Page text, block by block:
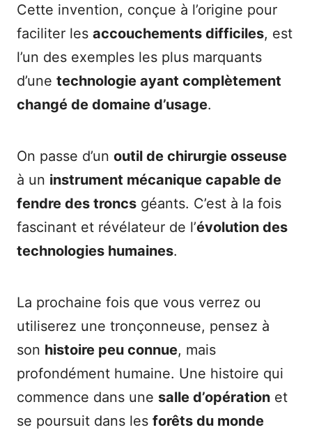
Cette invention, conçue à l’origine pour
faciliter les accouchements difficiles, est
l’un des exemples les plus marquants
d’une technologie ayant complètement
changé de domaine d’usage.
On passe d’un outil de chirurgie osseuse
à un instrument mécanique capable de
fendre des troncs géants. C’est à la fois
fascinant et révélateur de l’évolution des
technologies humaines.
La prochaine fois que vous verrez ou
utiliserez une tronçonneuse, pensez à
son histoire peu connue, mais
profondément humaine. Une histoire qui
commence dans une salle d’opération et
se poursuit dans les forêts du monde